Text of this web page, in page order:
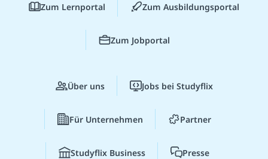
Zum Lernportal Zum Ausbildungsportal
Zum Jobportal
Über uns Jobs bei Studyflix
Für Unternehmen Partner
Studyflix Business Presse